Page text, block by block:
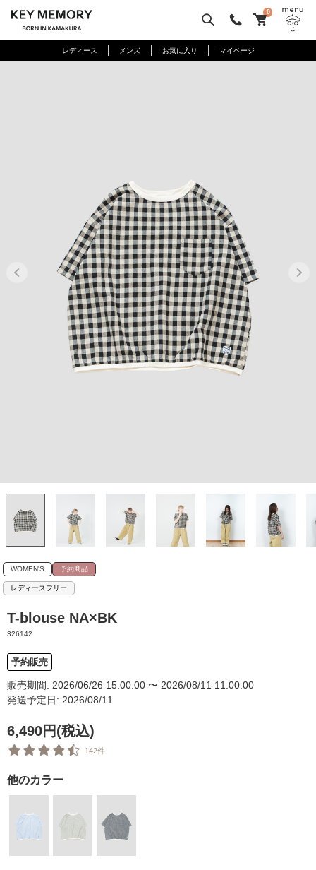
0
レディース メンズ お気に入り マイページ
WOMEN'S 予約商品
レディースフリー
T-blouse NA×BK
326142
予約販売
販売期間: 2026/06/26 15:00:00 〜 2026/08/11 11:00:00
発送予定日: 2026/08/11
6,490円(税込)
142件
他のカラー